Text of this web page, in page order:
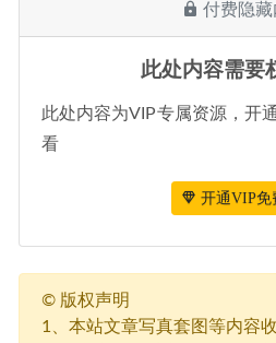
付费隐藏
此处内容需要
此处内容为VIP专属资源，开
看
开通VIP免
© 版权声明
1、本站文章写真套图等内容